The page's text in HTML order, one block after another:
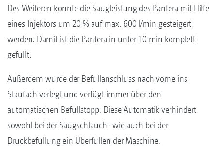
Des Weiteren konnte die Saugleistung des Pantera mit Hilfe
eines Injektors um 20 % auf max. 600 l/min gesteigert
werden. Damit ist die Pantera in unter 10 min komplett
gefüllt.
Außerdem wurde der Befüllanschluss nach vorne ins
Staufach verlegt und verfügt immer über den
automatischen Befüllstopp. Diese Automatik verhindert
sowohl bei der Saugschlauch- wie auch bei der
Druckbefüllung ein Überfüllen der Maschine.